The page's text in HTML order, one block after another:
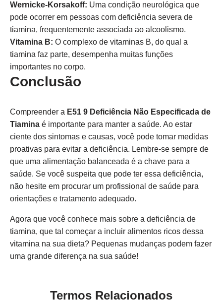
Wernicke-Korsakoff: Uma condição neurológica que
pode ocorrer em pessoas com deficiência severa de
tiamina, frequentemente associada ao alcoolismo.
Vitamina B: O complexo de vitaminas B, do qual a
tiamina faz parte, desempenha muitas funções
importantes no corpo.
Conclusão
Compreender a E51 9 Deficiência Não Especificada de
Tiamina é importante para manter a saúde. Ao estar
ciente dos sintomas e causas, você pode tomar medidas
proativas para evitar a deficiência. Lembre-se sempre de
que uma alimentação balanceada é a chave para a
saúde. Se você suspeita que pode ter essa deficiência,
não hesite em procurar um profissional de saúde para
orientações e tratamento adequado.
Agora que você conhece mais sobre a deficiência de
tiamina, que tal começar a incluir alimentos ricos dessa
vitamina na sua dieta? Pequenas mudanças podem fazer
uma grande diferença na sua saúde!
Termos Relacionados